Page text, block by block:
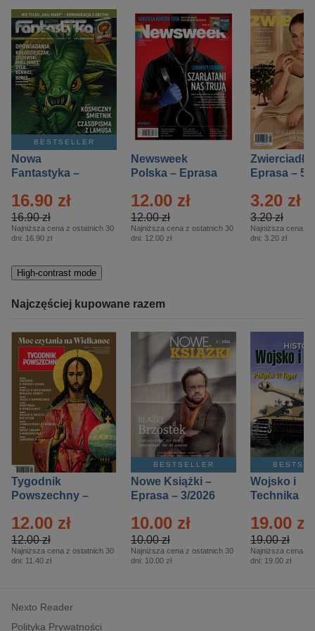
BESTSELLER
Nowa
Fantastyka –
16.90 zł
16.90 zł
Najniższa cena z ostatnich 30
dni: 16.90 zł
Newsweek
Polska – Eprasa
12.00 zł
12.00 zł
Najniższa cena z ostatnich 30
dni: 12.00 zł
Zwierciadło
Eprasa – 5/
3.20 zł
3.20 zł
Najniższa cena z
dni: 3.20 zł
High-contrast mode
Najczęściej kupowane razem
Tygodnik
Powszechny –
12.00 zł
12.00 zł
Najniższa cena z ostatnich 30
dni: 11.40 zł
BESTSELLER
Nowe Książki –
Eprasa – 3/2026
10.00 zł
10.00 zł
Najniższa cena z ostatnich 30
dni: 10.00 zł
Wojsko i
Technika
– 2/2026
19.00 zł
19.00 zł
Najniższa cena z
dni: 19.00 zł
Nexto Reader
Polityka Prywatności